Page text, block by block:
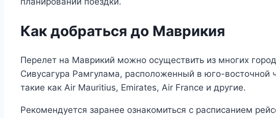
Как добраться до Маврикия
Перелет на Маврикий можно осуществить из многих
Сивусагура Рамгулама, расположенный в юго-
такие как Air Mauritius, Emirates, Air France и другие.
Рекомендуется заранее ознакомиться с расписанием